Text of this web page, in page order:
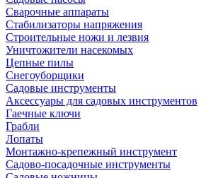
Сварочные аппараты
Стабилизаторы напряжения
Строительные ножи и лезвия
Уничтожители насекомых
Цепные пилы
Снегоуборщики
Садовые инструменты
Аксессуары для садовых инструментов
Гаечные ключи
Грабли
Лопаты
Монтажно-крепежный инструмент
Садово-посадочные инструменты